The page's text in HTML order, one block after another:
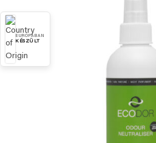
EURÓPÁBAN
KÉSZÜLT